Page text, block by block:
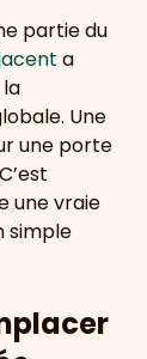
partie du
a
Une
une porte
une vraie
simple